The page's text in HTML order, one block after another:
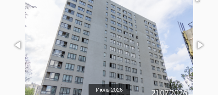
Июль 2026
ЖК «Деснаречье»
Жилой район «Родные кварталы»
ЖК «Дом на Зорге»